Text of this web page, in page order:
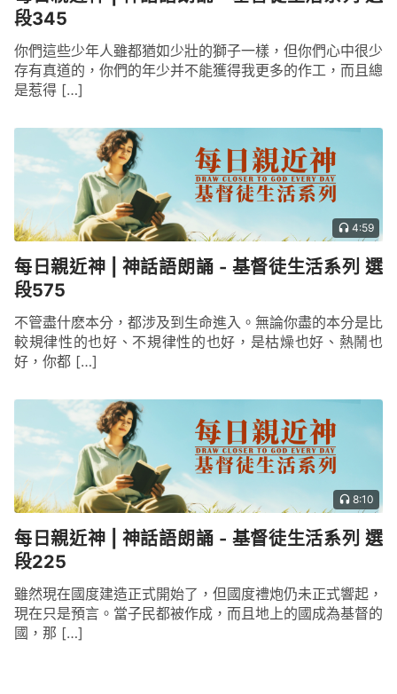
段345
你們這些少年人雖都猶如少壯的獅子一樣，但你們心中很少
存有真道的，你們的年少并不能獲得我更多的作工，而且總
是惹得 […]
4:59
每日親近神 | 神話語朗誦 - 基督徒生活系列 選
段575
不管盡什麽本分，都涉及到生命進入。無論你盡的本分是比
較規律性的也好、不規律性的也好，是枯燥也好、熱鬧也
好，你都 […]
8:10
每日親近神 | 神話語朗誦 - 基督徒生活系列 選
段225
雖然現在國度建造正式開始了，但國度禮炮仍未正式響起，
現在只是預言。當子民都被作成，而且地上的國成為基督的
國，那 […]